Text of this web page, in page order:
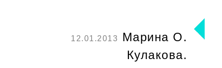
12.01.2013
Марина О.
Кулакова.